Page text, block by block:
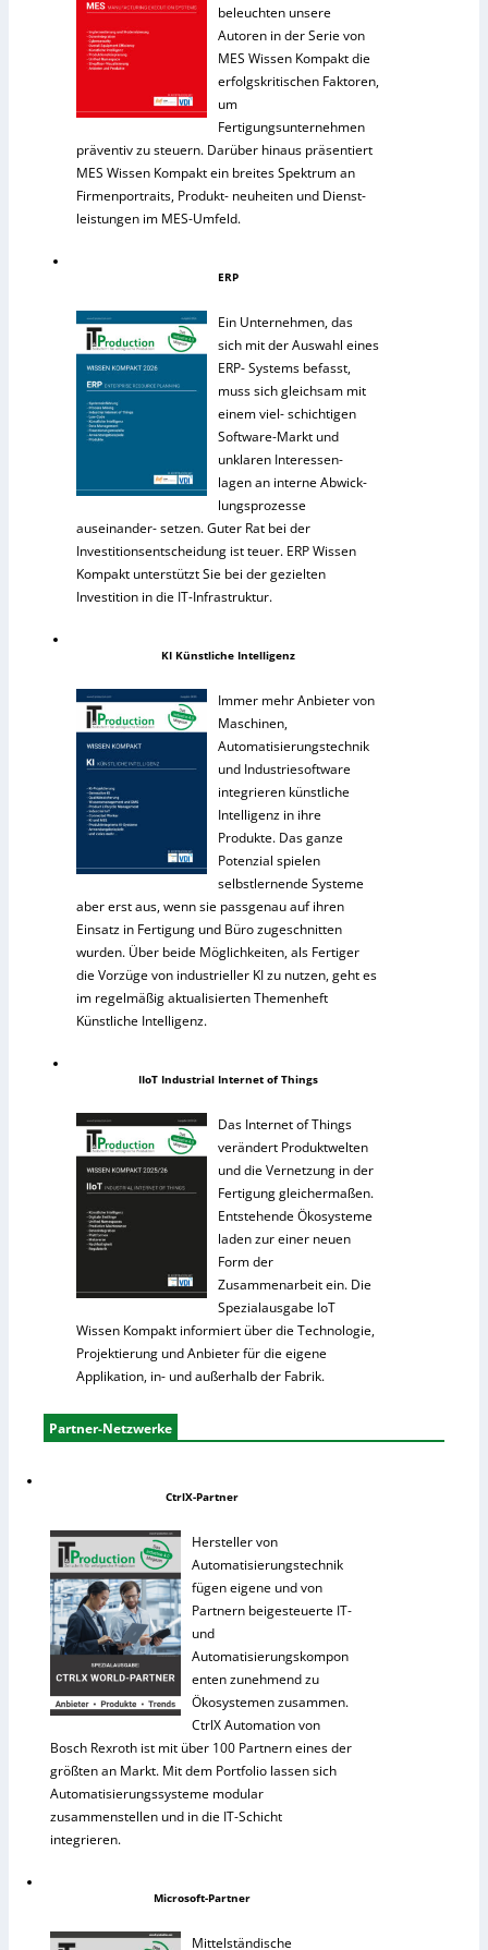
beleuchten unsere
Autoren in der Serie von
MES Wissen Kompakt die
erfolgskritischen Faktoren,
um
Fertigungsunternehmen
präventiv zu steuern. Darüber hinaus präsentiert
MES Wissen Kompakt ein breites Spektrum an
Firmenportraits, Produkt- neuheiten und Dienst-
leistungen im MES-Umfeld.
ERP
Ein Unternehmen, das
sich mit der Auswahl eines
ERP- Systems befasst,
muss sich gleichsam mit
einem viel- schichtigen
Software-Markt und
unklaren Interessen-
lagen an interne Abwick-
lungsprozesse
auseinander- setzen. Guter Rat bei der
Investitionsentscheidung ist teuer. ERP Wissen
Kompakt unterstützt Sie bei der gezielten
Investition in die IT-Infrastruktur.
KI Künstliche Intelligenz
Immer mehr Anbieter von
Maschinen,
Automatisierungstechnik
und Industriesoftware
integrieren künstliche
Intelligenz in ihre
Produkte. Das ganze
Potenzial spielen
selbstlernende Systeme
aber erst aus, wenn sie passgenau auf ihren
Einsatz in Fertigung und Büro zugeschnitten
wurden. Über beide Möglichkeiten, als Fertiger
die Vorzüge von industrieller KI zu nutzen, geht es
im regelmäßig aktualisierten Themenheft
Künstliche Intelligenz.
IIoT Industrial Internet of Things
Das Internet of Things
verändert Produktwelten
und die Vernetzung in der
Fertigung gleichermaßen.
Entstehende Ökosysteme
laden zur einer neuen
Form der
Zusammenarbeit ein. Die
Spezialausgabe IoT
Wissen Kompakt informiert über die Technologie,
Projektierung und Anbieter für die eigene
Applikation, in- und außerhalb der Fabrik.
Partner-Netzwerke
CtrlX-Partner
Hersteller von
Automatisierungstechnik
fügen eigene und von
Partnern beigesteuerte IT-
und
Automatisierungskompon
enten zunehmend zu
Ökosystemen zusammen.
CtrlX Automation von
Bosch Rexroth ist mit über 100 Partnern eines der
größten an Markt. Mit dem Portfolio lassen sich
Automatisierungssysteme modular
zusammenstellen und in die IT-Schicht
integrieren.
Microsoft-Partner
Mittelständische